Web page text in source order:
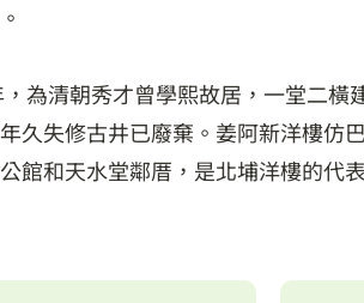
為清朝秀才曾學熙故居，一堂二
久失修古井已廢棄。姜阿新洋樓
館和天水堂鄰厝，是北埔洋樓的代